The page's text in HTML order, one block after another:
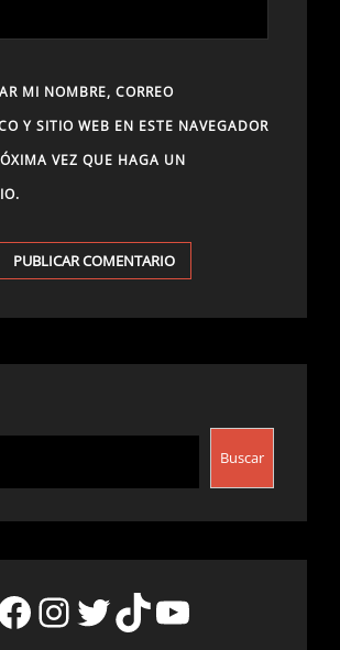
MI NOMBRE, CORREO
Y SITIO WEB EN ESTE NAVEGADOR
VEZ QUE HAGA UN
Buscar
Instagram
Twitter
TikTok
YouTube